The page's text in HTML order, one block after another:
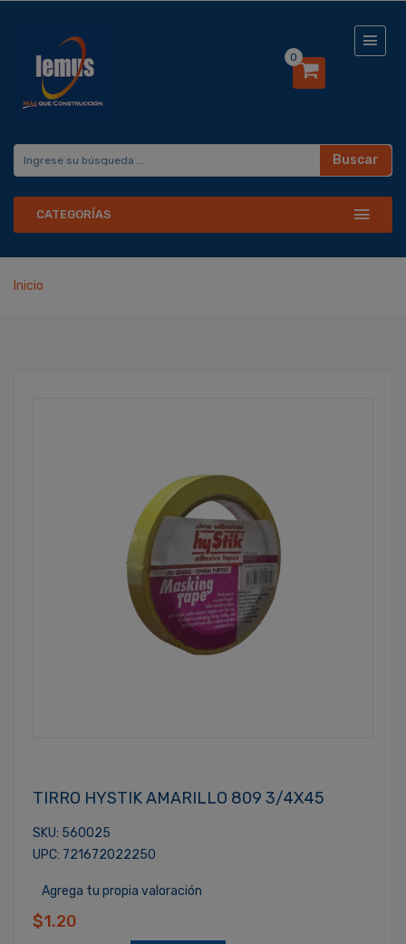
0
Buscar
CATEGORÍAS
Inicio
TIRRO HYSTIK AMARILLO 809 3/4X45
SKU: 560025
UPC: 721672022250
Agrega tu propia valoración
$1.20